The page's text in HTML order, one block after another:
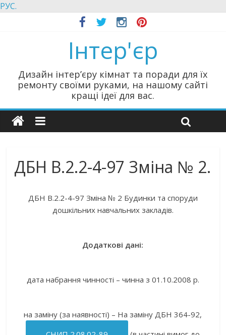
РУС.
Інтер'єр
Дизайн інтер’єру кімнат та поради для їх
ремонту своїми руками, на нашому сайті
кращі ідеї для вас.
ДБН В.2.2-4-97 Зміна № 2.
ДБН В.2.2-4-97 Зміна № 2 Будинки та споруди
дошкільних навчальних закладів.
Додаткові дані:
дата набрання чинності – чинна з 01.10.2008 р.
на заміну (за наявності) – На заміну ДБН 364-92,